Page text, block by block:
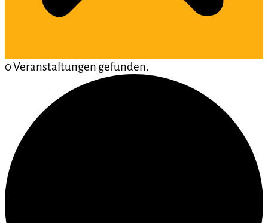
0 Veranstaltungen gefunden.